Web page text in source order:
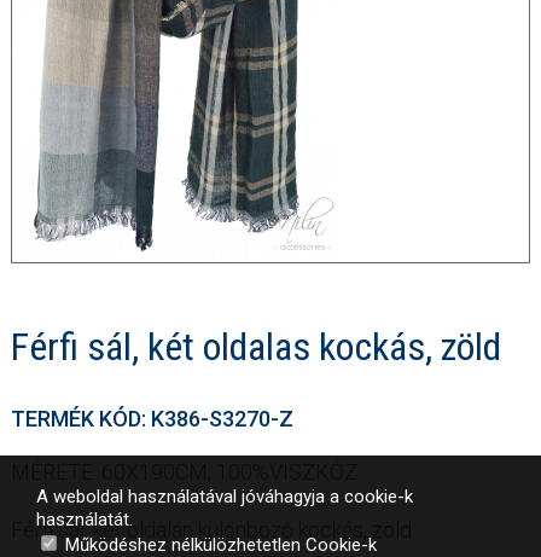
Férfi sál, két oldalas kockás, zöld
TERMÉK KÓD: K386-S3270-Z
Férfi sál, két oldalán különböző kockás, zöld
A weboldal használatával jóváhagyja a cookie-k
használatát.
Működéshez nélkülözhetetlen Cookie-k